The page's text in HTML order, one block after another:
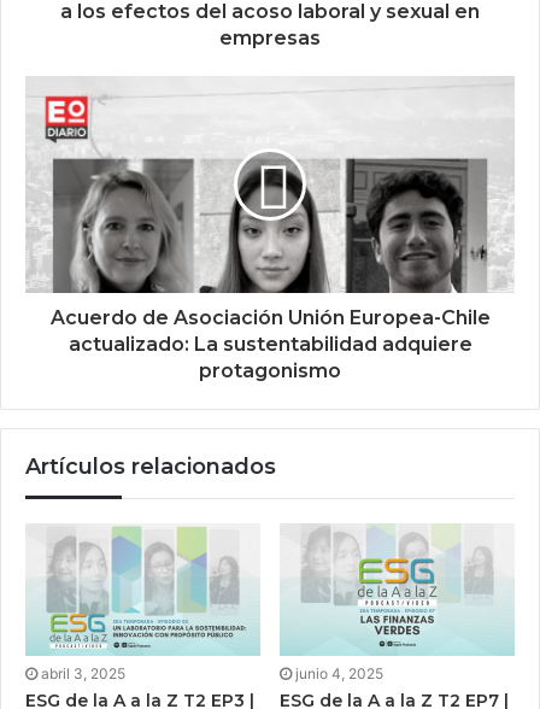
a los efectos del acoso laboral y sexual en
empresas
Acuerdo de Asociación Unión Europea-Chile
actualizado: La sustentabilidad adquiere
protagonismo
Artículos relacionados
abril 3, 2025
ESG de la A a la Z T2 EP3 |
junio 4, 2025
ESG de la A a la Z T2 EP7 |